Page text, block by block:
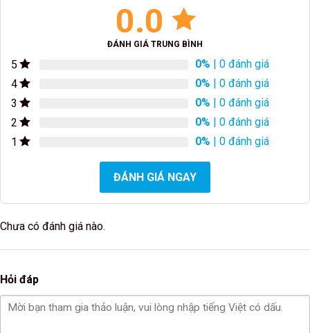
0.0
ĐÁNH GIÁ TRUNG BÌNH
5 0% | 0 đánh giá
4
0% | 0 đánh giá
3
0% | 0 đánh giá
2
0% | 0 đánh giá
1
0% | 0 đánh giá
ĐÁNH GIÁ NGAY
Chưa có đánh giá nào.
Hỏi đáp